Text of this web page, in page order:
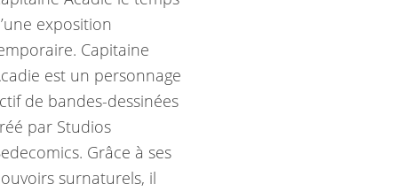
exposition
Capitaine
est un personnage
de bandes-dessinées
par Studios
. Grâce à ses
surnaturels, il